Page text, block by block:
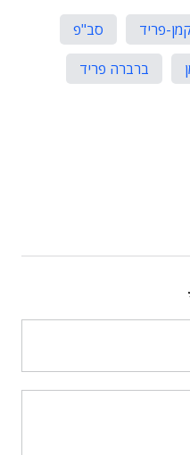
פריד
סב"פ
ברברה פריד